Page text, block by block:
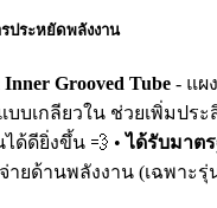
ประหยัดพลังงาน
Grooved Tube - แผ
บบเกลียวใน ช่วยเพิ่มปร
ด้ดียิ่งขึ้น 💨 •ได้รับมาต
ายด้านพลังงาน (เฉพาะ